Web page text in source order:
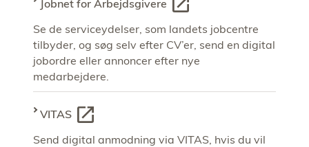
Jobnet for Arbejdsgivere
Se de serviceydelser, som landets jobcentre
tilbyder, og søg selv efter CV’er, send en digital
jobordre eller annoncer efter nye
medarbejdere.
VITAS
Send digital anmodning via VITAS, hvis du vil